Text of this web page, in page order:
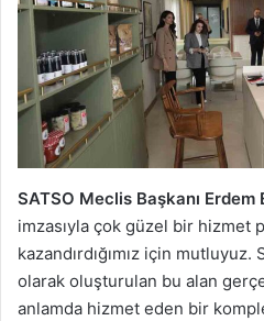
SATSO Meclis Başkanı Erdem
imzasıyla çok güzel bir hizmet
kazandırdığımız için
olarak oluşturulan bu alan
anlamda hizmet eden bir